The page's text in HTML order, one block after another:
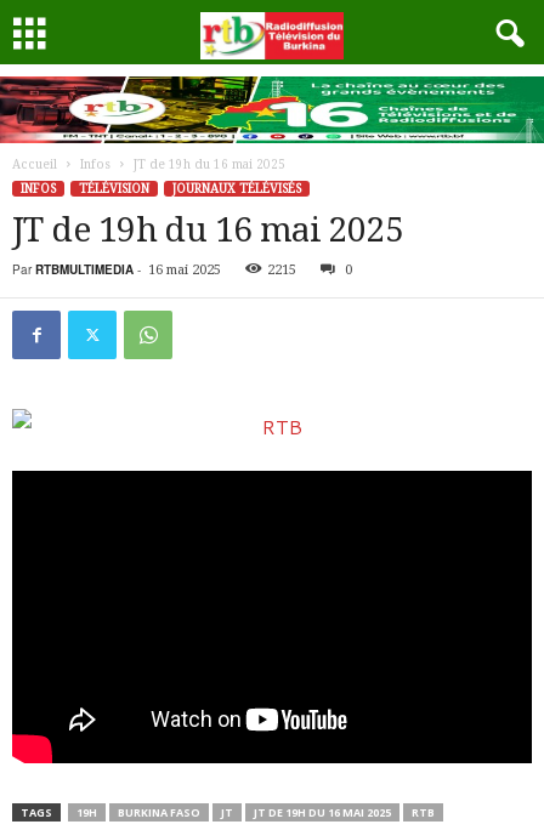
Accueil Infos
JT de 19h du 16 mai 2025
INFOS
TÉLÉVISION JOURNAUX TÉLÉVISÉS
JT de 19h du 16 mai 2025
Par RTBMULTIMEDIA - 16 mai 2025 2215 0
TAGS 19H BURKINA FASO JT JT DE 19H DU 16 MAI 2025 RTB